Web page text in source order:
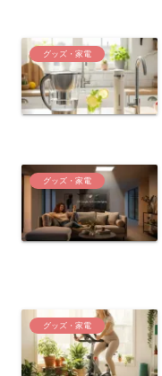
グッズ・家電
グッズ・家電
グッズ・家電